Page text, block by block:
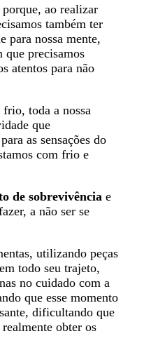
ao realizar
também ter
para nossa mente,
que precisamos
atentos para não
frio, toda a nossa
que
as sensações do
com frio e
de sobrevivência e
a não ser se
utilizando peças
todo seu trajeto,
no cuidado com a
que esse momento
dificultando que
obter os